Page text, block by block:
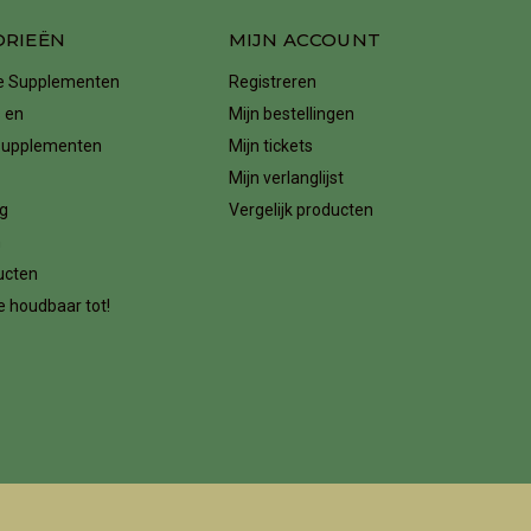
Supplementen
en
houdbaar tot!
MIJN ACCOUNT
Registreren
Mijn bestellingen
Mijn tickets
Mijn verlanglijst
Vergelijk producten